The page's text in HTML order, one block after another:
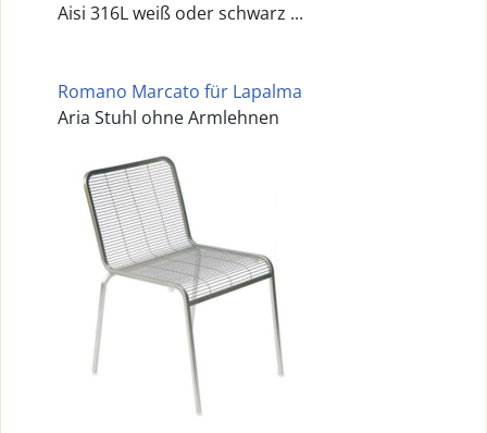
Aisi 316L weiß oder schwarz ...
Romano Marcato für Lapalma
Aria Stuhl ohne Armlehnen